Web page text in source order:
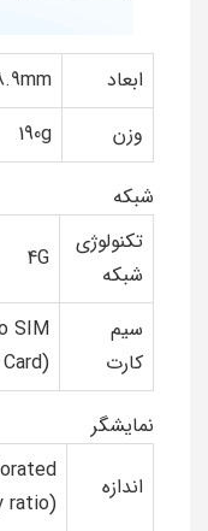
ابعاد
وزن
190g
شبکه
تکنولوژی
شبکه
4G
سیم
کارت
SIM
نمایشگر
اندازه
ratio)